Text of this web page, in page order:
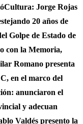
Cultura: Jorge Rojas
20 años de
Golpe de Estado de
con la Memoria,
Romano presenta
en el marco del
anunciaron el
y adecuan
Valdés presento la